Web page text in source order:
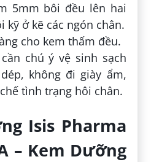
5mm bôi đều lên hai
kỹ ở kẽ các ngón chân.
cho kem thấm đều.
chú ý vệ sinh sạch
không đi giày ẩm,
tình trạng hôi chân.
Isis Pharma
– Kem Dưỡng